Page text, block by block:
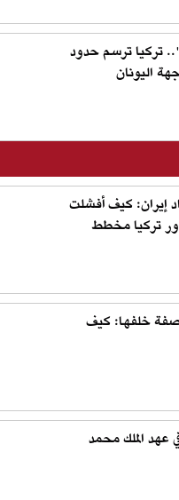
تركيا ترسم حدود
اليونان
إيران: كيف أفشلت
تركيا مخطط
خلفها: كيف
عهد الملك محمد